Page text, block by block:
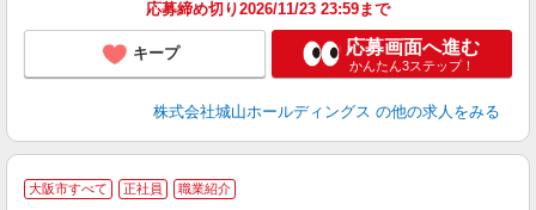
応募締め切り2026/11/23 23:59まで
キープ 応募画面へ進む
かんたん3ステップ！
株式会社城山ホールディングス の他の求人をみる
大阪市すべて 正社員 職業紹介